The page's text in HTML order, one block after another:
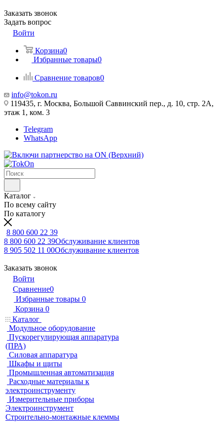
Заказать звонок
Задать вопрос
Войти
Корзина0
Избранные товары0
Сравнение товаров0
info@tokon.ru
119435, г. Москва, Большой Саввинский пер., д. 10, стр. 2А,
этаж 1, ком. 3
Telegram
WhatsApp
Каталог
По всему сайту
По каталогу
8 800 600 22 39
8 800 600 22 39Обслуживание клиентов
8 905 502 11 00Обслуживание клиентов
Заказать звонок
Войти
Сравнение0
Избранные товары 0
Корзина 0
Каталог
Модульное оборудование
Пускорегулирующая аппаратура
(ПРА)
Силовая аппаратура
Шкафы и щиты
Промышленная автоматизация
Расходные материалы к
электроинструменту
Измерительные приборы
Электроинструмент
Строительно-монтажные клеммы